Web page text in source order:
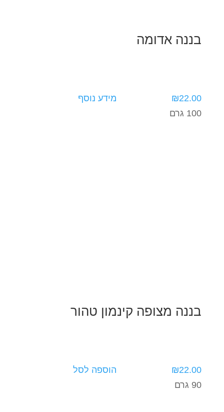
בננה אדומה
₪22.00
מידע נוסף
100 גרם
בננה מצופה קינמון טהור
₪22.00
הוספה לסל
90 גרם